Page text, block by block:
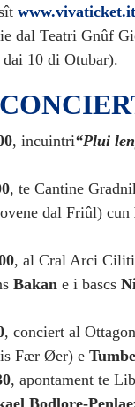
www.vivaticket.it
dal Teatri Gnûf
dai 10 di Otubar).
, incuintri“Plui
, te Cantine
dal Friûl) cun
, al Cral Arci
Bakane i bascs
, conciert al
Fær Øer) e
, apontament te
Bodlore-